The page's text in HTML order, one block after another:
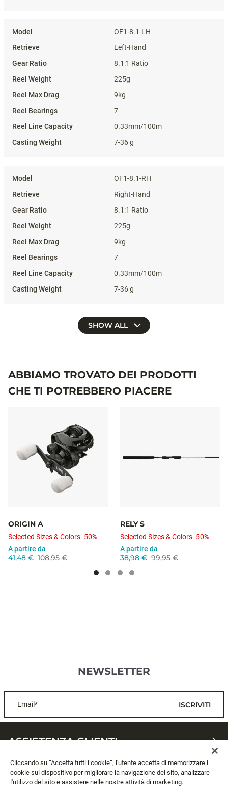
OF1-8.1-LH
Left-Hand
8.1:1 Ratio
225g
9kg
7
0.33mm/100m
7-36 g
OF1-8.1-RH
Right-Hand
8.1:1 Ratio
225g
9kg
7
0.33mm/100m
7-36 g
SHOW ALL
ABBIAMO TROVATO DEI PRODOTTI
CHE TI POTREBBERO PIACERE
ORIGIN A
Selected Sizes & Colors -50%
A partire da
108,95 €
41,48 €
RELY S
Selected Sizes & Colors -50%
A partire da
99,95 €
38,98 €
NEWSLETTER
Email* ISCRIVITI
ASSISTENZA CLIENTI
CHI SIAMO
Cliccando su “Accetta tutti i cookie”, l'utente accetta di memorizzare i
cookie sul dispositivo per migliorare la navigazione del sito, analizzare
l'utilizzo del sito e assistere nelle nostre attività di marketing.